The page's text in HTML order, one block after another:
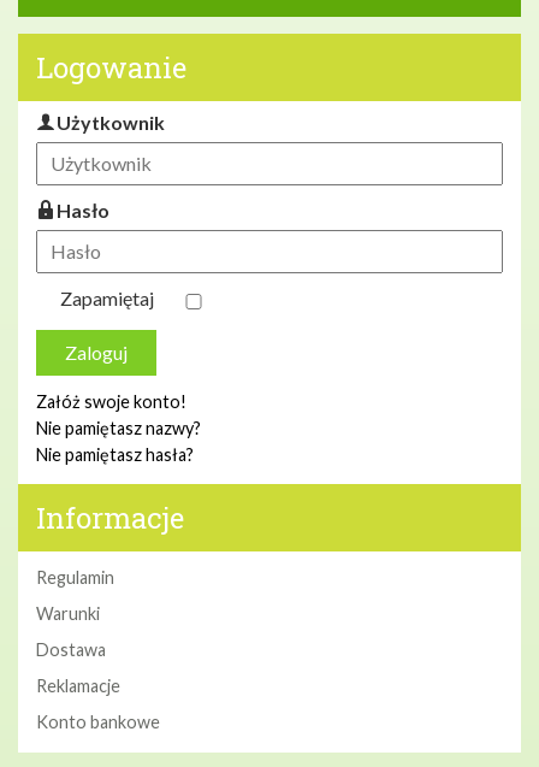
Logowanie
Użytkownik
Hasło
Zapamiętaj
Zaloguj
Załóż swoje konto!
Nie pamiętasz nazwy?
Nie pamiętasz hasła?
Informacje
Regulamin
Warunki
Dostawa
Reklamacje
Konto bankowe